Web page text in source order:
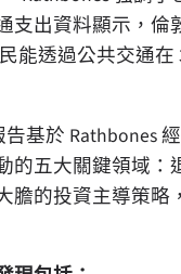
支出資料顯示，
能透過公共交通
告基於
的五大關鍵領域
膽的投資主導策